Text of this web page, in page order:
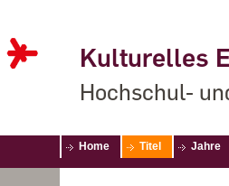
Kulturelles
Hochschul-
Home Titel Jahre